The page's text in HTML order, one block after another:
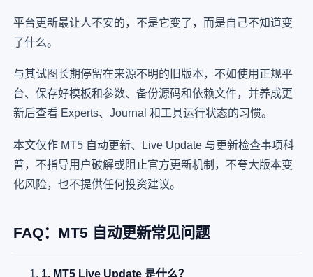
平台更新最让人不安的，不是它变了，而是自己不知道变
了什么。
与其试图长期停留在来源不明的旧版本，不如使用正规平
台、保存好模板和参数、备份源码和依赖文件，并养成更
新后查看 Experts、Journal 和工具运行状态的习惯。
本文仅作 MT5 自动更新、Live Update 与更新检查事项科
普，不指导用户破解或阻止官方更新机制，不夸大版本变
化风险，也不提供任何投资建议。
FAQ：MT5 自动更新常见问题
1. MT5 Live Update 是什么？